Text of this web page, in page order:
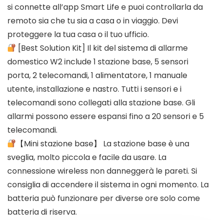
si connette all’app Smart Life e puoi controllarla da
remoto sia che tu sia a casa o in viaggio. Devi
proteggere la tua casa o il tuo ufficio.
[Best Solution Kit] Il kit del sistema di allarme
domestico W2 include 1 stazione base, 5 sensori
porta, 2 telecomandi, 1 alimentatore, 1 manuale
utente, installazione e nastro. Tutti i sensori e i
telecomandi sono collegati alla stazione base. Gli
allarmi possono essere espansi fino a 20 sensori e 5
telecomandi.
【Mini stazione base】 La stazione base è una
sveglia, molto piccola e facile da usare. La
connessione wireless non danneggerà le pareti. Si
consiglia di accendere il sistema in ogni momento. La
batteria può funzionare per diverse ore solo come
batteria di riserva.